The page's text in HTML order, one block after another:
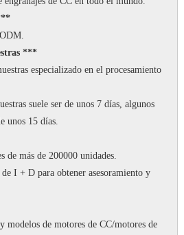
***
especializado en el procesamiento
suele ser de unos 7 días, algunos
unos 15 días.
de más de 200000 unidades.
I + D para obtener asesoramiento y
modelos de motores de CC/motores de